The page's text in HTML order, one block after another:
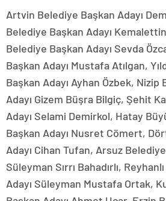
Artvin Belediye Başkan Adayı
Belediye Başkan Adayı
Belediye Başkan Adayı Sevda
Başkan Adayı Mustafa Atılgan,
Başkan Adayı Ayhan Özbek, Nizip
Adayı Gizem Büşra Bilgiç, Şehit
Adayı Selami Demirkol, Hatay
Başkan Adayı Nusret Cömert,
Adayı Cihan Tufan, Arsuz
Süleyman Sırrı Bahadırlı,
Adayı Süleyman Mustafa Ortak,